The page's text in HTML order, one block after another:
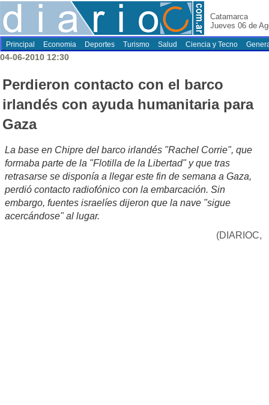
Catamarca
Jueves 06 de
Principal Economia Deportes Turismo Salud Ciencia y Tecno
04-06-2010 12:30
Perdieron contacto con el barco
irlandés con ayuda humanitaria para
Gaza
La base en Chipre del barco irlandés "Rachel Corrie", que
formaba parte de la "Flotilla de la Libertad" y que tras
retrasarse se disponía a llegar este fin de semana a Gaza,
perdió contacto radiofónico con la embarcación. Sin
embargo, fuentes israelíes dijeron que la nave "sigue
acercándose" al lugar.
(DIARIOC,